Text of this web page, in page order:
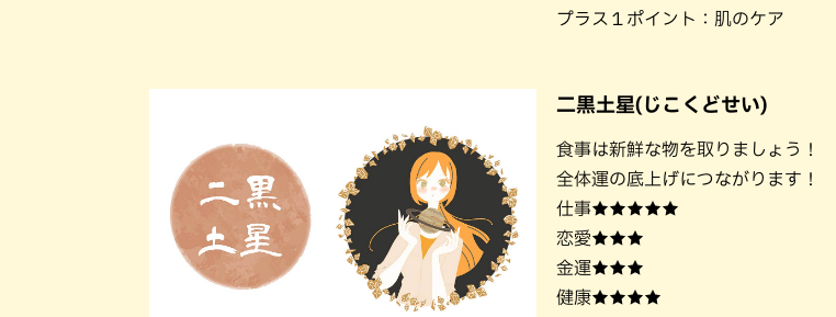
プラス１ポイント：肌のケア
二黒土星(じこくどせい)
食事は新鮮な物を取りましょう！
全体運の底上げにつながります！
仕事★★★★★
恋愛★★★
金運★★★
健康★★★★